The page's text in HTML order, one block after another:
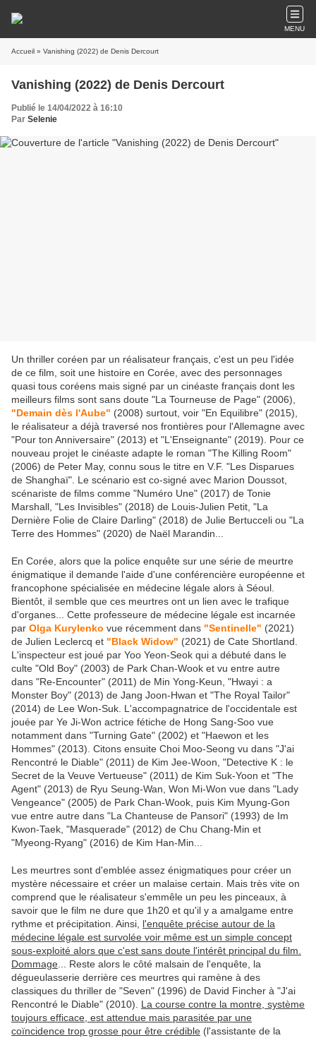
MENU
Accueil » Vanishing (2022) de Denis Dercourt
Vanishing (2022) de Denis Dercourt
Publié le 14/04/2022 à 16:10
Par Selenie
Un thriller coréen par un réalisateur français, c'est un peu l'idée
de ce film, soit une histoire en Corée, avec des personnages
quasi tous coréens mais signé par un cinéaste français dont les
meilleurs films sont sans doute "La Tourneuse de Page" (2006),
"Demain dès l'Aube" (2008) surtout, voir "En Equilibre" (2015),
le réalisateur a déjà traversé nos frontières pour l'Allemagne avec
"Pour ton Anniversaire" (2013) et "L'Enseignante" (2019). Pour ce
nouveau projet le cinéaste adapte le roman "The Killing Room"
(2006) de Peter May, connu sous le titre en V.F. "Les Disparues
de Shanghaï". Le scénario est co-signé avec Marion Doussot,
scénariste de films comme "Numéro Une" (2017) de Tonie
Marshall, "Les Invisibles" (2018) de Louis-Julien Petit, "La
Dernière Folie de Claire Darling" (2018) de Julie Bertucceli ou "La
Terre des Hommes" (2020) de Naël Marandin...
En Corée, alors que la police enquête sur une série de meurtre
énigmatique il demande l'aide d'une conférencière européenne et
francophone spécialisée en médecine légale alors à Séoul.
Bientôt, il semble que ces meurtres ont un lien avec le trafique
d'organes... Cette professeure de médecine légale est incarnée
par Olga Kurylenko vue récemment dans "Sentinelle" (2021)
de Julien Leclercq et "Black Widow" (2021) de Cate Shortland.
L'inspecteur est joué par Yoo Yeon-Seok qui a débuté dans le
culte "Old Boy" (2003) de Park Chan-Wook et vu entre autre
dans "Re-Encounter" (2011) de Min Yong-Keun, "Hwayi : a
Monster Boy" (2013) de Jang Joon-Hwan et "The Royal Tailor"
(2014) de Lee Won-Suk. L'accompagnatrice de l'occidentale est
jouée par Ye Ji-Won actrice fétiche de Hong Sang-Soo vue
notamment dans "Turning Gate" (2002) et "Haewon et les
Hommes" (2013). Citons ensuite Choi Moo-Seong vu dans "J'ai
Rencontré le Diable" (2011) de Kim Jee-Woon, "Detective K : le
Secret de la Veuve Vertueuse" (2011) de Kim Suk-Yoon et "The
Agent" (2013) de Ryu Seung-Wan, Won Mi-Won vue dans "Lady
Vengeance" (2005) de Park Chan-Wook, puis Kim Myung-Gon
vue entre autre dans "La Chanteuse de Pansori" (1993) de Im
Kwon-Taek, "Masquerade" (2012) de Chu Chang-Min et
"Myeong-Ryang" (2016) de Kim Han-Min...
Les meurtres sont d'emblée assez énigmatiques pour créer un
mystère nécessaire et créer un malaise certain. Mais très vite on
comprend que le réalisateur s'emmêle un peu les pinceaux, à
savoir que le film ne dure que 1h20 et qu'il y a amalgame entre
rythme et précipitation. Ainsi, l'enquête précise autour de la
médecine légale est survolée voir même est un simple concept
sous-exploité alors que c'est sans doute l'intérêt principal du film.
Dommage ... Reste alors le côté malsain de l'enquête, la
dégueulasserie derrière ces meurtres qui ramène à des
classiques du thriller de "Seven" (1996) de David Fincher à "J'ai
Rencontré le Diable" (2010). La course contre la montre, système
toujours efficace, est attendue mais parasitée par une
coïncidence trop grosse pour être crédible (l'assistante de la